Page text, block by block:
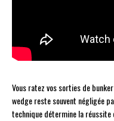
Vous ratez vos sorties de
wedge reste souvent négligée
technique détermine la réussite